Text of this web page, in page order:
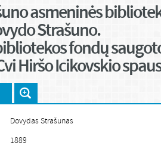
asmeninės
Strašuno.
fondų
Hiršo Icikovskio
Dovydas Strašunas
1889